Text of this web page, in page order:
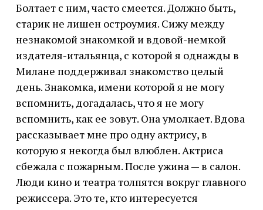
Болтает с ним, часто смеется. Должно быть,
старик не лишен остроумия. Сижу между
незнакомой знакомкой и вдовой-немкой
издателя-итальянца, с которой я однажды в
Милане поддерживал знакомство целый
день. Знакомка, имени которой я не могу
вспомнить, догадалась, что я не могу
вспомнить, как ее зовут. Она умолкает. Вдова
рассказывает мне про одну актрису, в
которую я некогда был влюблен. Актриса
сбежала с пожарным. После ужина — в салон.
Люди кино и театра толпятся вокруг главного
режиссера. Это те, кто интересуется